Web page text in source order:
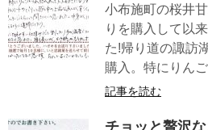
小布施町の桜井
りを購入して以
た!帰り道の諏訪
購入。特にりん
記事を読む
チョッと贅沢